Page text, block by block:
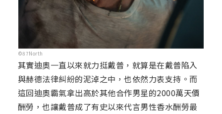
©87North
其實迪奧一直以來就力挺戴普，就算是在戴普陷入
與赫德法律糾紛的泥淖之中，也依然力表支持。而
這回迪奧霸氣拿出高於其他合作男星的2000萬天價
酬勞，也讓戴普成了有史以來代言男性香水酬勞最